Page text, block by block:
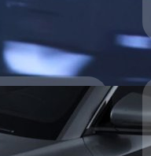
อมใช้เครื่องยนต์
อเทคโนโลยีของ
ลังงานสูง รวมถึง
ร้อมด้วยระบบการ
REEV จาก
ฟ้าล้วน ๆ โดยอาศัย
ได้สมรรถนะ